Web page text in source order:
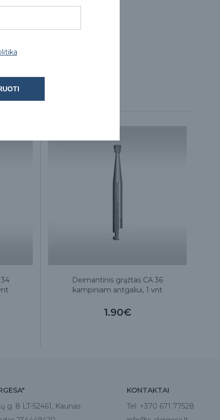
Deimantinis grąžtas CA 36
kampiniam antgaliui, 1 vnt
1.90€
g. 8 LT-52461, Kaunas
KONTAKTAI
Tel: +370 671 77528